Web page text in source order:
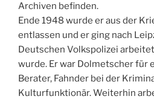
Archiven befinden.
Ende 1948 wurde er aus der
entlassen und er ging nach
Deutschen Volkspolizei
wurde. Er war Dolmetscher für
Berater, Fahnder bei der
Kulturfunktionär. Weiterhin